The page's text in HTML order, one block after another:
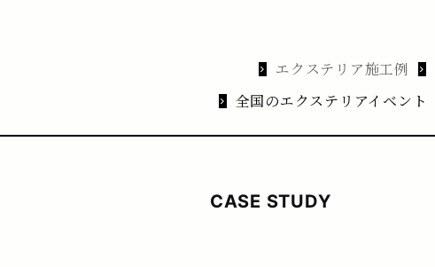
エクステリア施工例
全国のエクステリアイベント
CASE STUDY